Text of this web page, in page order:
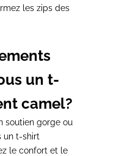
les zips des
un t-
camel?
soutien gorge ou
un t-shirt
le confort et le